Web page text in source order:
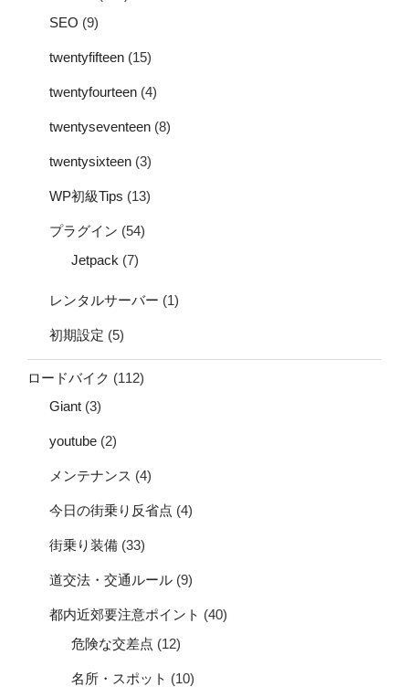
SEO (9)
twentyfifteen (15)
twentyfourteen (4)
twentyseventeen (8)
twentysixteen (3)
WP初級Tips (13)
プラグイン (54)
Jetpack (7)
レンタルサーバー (1)
初期設定 (5)
ロードバイク (112)
Giant (3)
youtube (2)
メンテナンス (4)
今日の街乗り反省点 (4)
街乗り装備 (33)
道交法・交通ルール (9)
都内近郊要注意ポイント (40)
危険な交差点 (12)
名所・スポット (10)